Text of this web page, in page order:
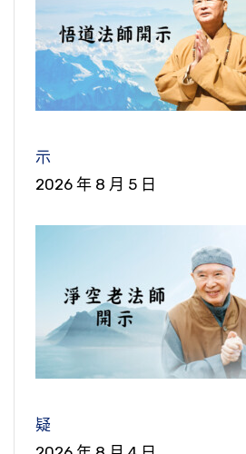
同一個本體。
這樣學佛，這樣做學問、做
就，你才能夠轉迷為悟，轉惡
不管你現在過的是什麼樣的
身分、什麼樣的地位，你的前
講的金色光明。
節錄自：淨業三福
節錄自：二零一二淨土大經科
示
2026 年 8 月 5 日
疑